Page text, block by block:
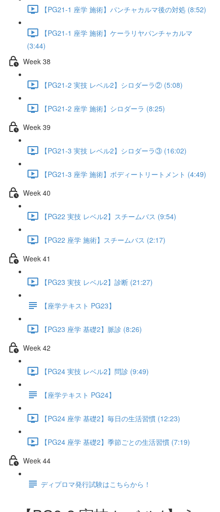
【PG21-1 座学 施術】パンチャカルマ後の対処 (8:52)
【PG21-1 座学 施術】ケーラリヤパンチャカルマ
(3:44)
Week 38
【PG21-2 実技 レベル2】シロダーラ② (5:08)
【PG21-2 座学 施術】シロダーラ (8:25)
Week 39
【PG21-3 実技 レベル2】シロダーラ③ (16:02)
【PG21-3 座学 施術】ボディートリートメント (4:49)
Week 40
【PG22 実技 レベル2】スチームバス (9:54)
【PG22 座学 施術】スチームバス (2:17)
Week 41
【PG23 実技 レベル2】診断 (21:27)
【座学テキスト PG23】
【PG23 座学 基礎2】脈診 (8:26)
Week 42
【PG24 実技 レベル2】問診 (9:49)
【座学テキスト PG24】
【PG24 座学 基礎2】毎日の生活習慣 (12:23)
【PG24 座学 基礎2】季節ごとの生活習慣 (7:19)
Week 44
ディプロマ発行試験はこちらから！